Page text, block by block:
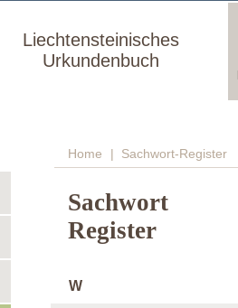
Liechtensteinisches
Urkundenbuch
Home | Sachwort-Register
Sachwort
Register
W